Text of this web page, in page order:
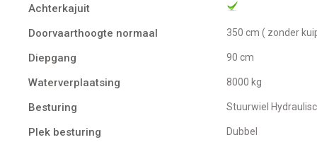
Achterkajuit
Doorvaarthoogte normaal
350 cm ( zonder
Diepgang 90 cm
Waterverplaatsing 8000 kg
Besturing Stuurwiel
Plek besturing Dubbel